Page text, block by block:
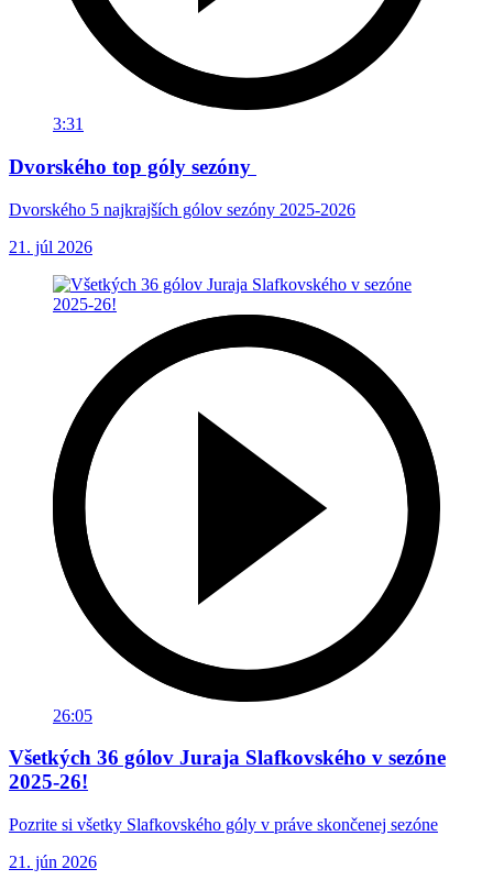
3:31
Dvorského top góly sezóny
Dvorského 5 najkrajších gólov sezóny 2025-2026
21. júl 2026
26:05
Všetkých 36 gólov Juraja Slafkovského v sezóne
2025-26!
Pozrite si všetky Slafkovského góly v práve skončenej sezóne
21. jún 2026